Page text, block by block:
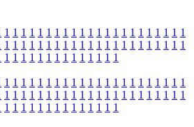
1 1 1 1 1 1 1 1 1 1 1 1 1 1 1 1 1 1 1 1 1 1
1 1 1 1 1 1 1 1 1 1 1 1 1 1 1 1 1 1 1 1 1 1
1 1 1 1 1 1 1 1 1 1 1 1 1 1
1 1 1 1 1 1 1 1 1 1 1 1 1 1 1 1 1 1 1 1 1 1
1 1 1 1 1 1 1 1 1 1 1 1 1 1 1 1 1 1 1 1 1 1
1 1 1 1 1 1 1 1 1 1 1 1 1 1